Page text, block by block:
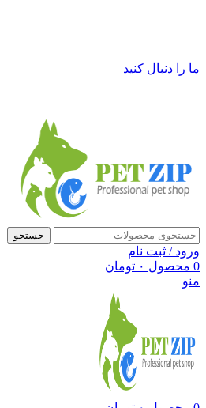
ما را دنبال کنید
جستجو
ورود / ثبت نام
0 محصول ۰ تومان
منو